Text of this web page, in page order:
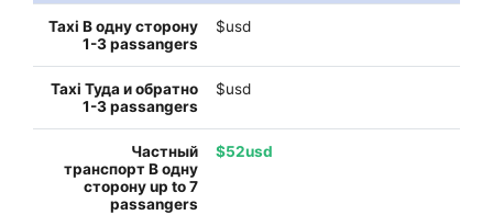
$usd
$usd
$52usd